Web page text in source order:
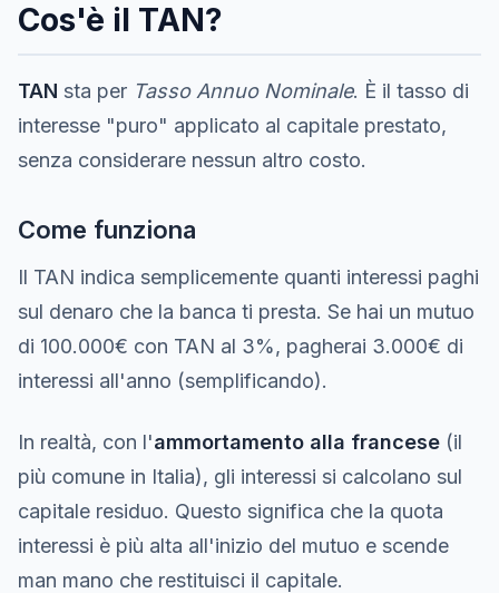
Cos'è il TAN?
TAN sta per Tasso Annuo Nominale. È il tasso di
interesse "puro" applicato al capitale prestato,
senza considerare nessun altro costo.
Come funziona
Il TAN indica semplicemente quanti interessi paghi
sul denaro che la banca ti presta. Se hai un mutuo
di 100.000€ con TAN al 3%, pagherai 3.000€ di
interessi all'anno (semplificando).
In realtà, con l'ammortamento alla francese (il
più comune in Italia), gli interessi si calcolano sul
capitale residuo. Questo significa che la quota
interessi è più alta all'inizio del mutuo e scende
man mano che restituisci il capitale.